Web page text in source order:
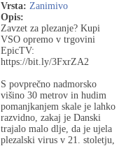
Vrsta: Zanimivo
Opis:
Zavzet za plezanje? Kupi
VSO opremo v trgovini
EpicTV:
https://bit.ly/3FxrZA2
S povprečno nadmorsko
višino 30 metrov in hudim
pomanjkanjem skale je lahko
razvidno, zakaj je Danski
trajalo malo dlje, da je ujela
plezalski virus v 21. stoletju,